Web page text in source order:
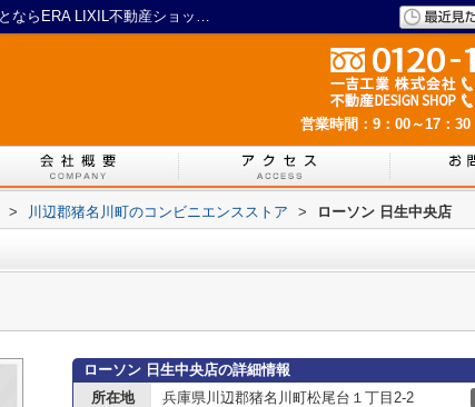
ローソン 日生中央店情報ページ｜川西の戸建てや土地など不動産のことならERA LIXIL不動産ショップ 一吉
営業時間：9：00～17：30
> 川辺郡猪名川町のコンビニエンスストア > ローソン 日生中央店
ローソン 日生中央店の詳細情報
所在地
兵庫県川辺郡猪名川町松尾台１丁目2-2